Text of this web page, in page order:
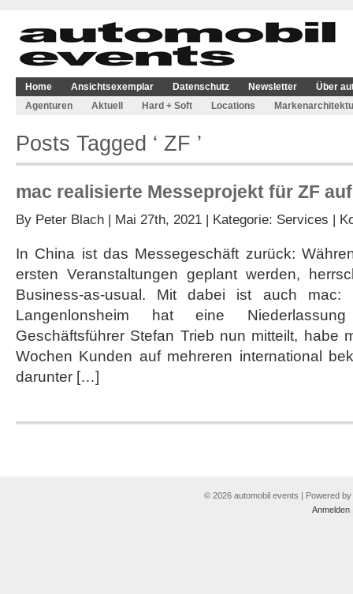
Home Ansichtsexemplar Datenschutz Newsletter
Über
Agenturen
Aktuell Hard + Soft Locations
Posts Tagged ‘ ZF ’
mac realisierte Messeprojekt für ZF
By Peter Blach | Mai 27th, 2021 | Kategorie: Services |
In China ist das Messegeschäft zurück:
ersten Veranstaltungen geplant werden,
Business-as-usual. Mit dabei ist auch mac:
Langenlonsheim hat eine
Geschäftsführer Stefan Trieb nun mitteilt, habe
Wochen Kunden auf mehreren international
darunter […]
© 2026 automobil events | Powered by
Anmelden|